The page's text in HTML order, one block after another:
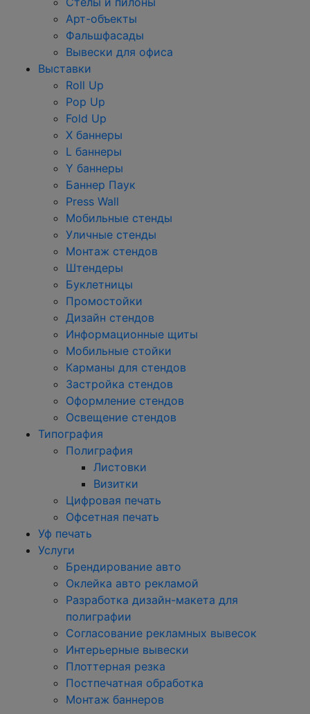
Арт-объекты
Фальшфасады
Вывески для офиса
Выставки
Roll Up
Pop Up
Fold Up
Х баннеры
L баннеры
Y баннеры
Баннер Паук
Press Wall
Мобильные стенды
Уличные стенды
Монтаж стендов
Штендеры
Буклетницы
Промостойки
Дизайн стендов
Информационные щиты
Мобильные стойки
Карманы для стендов
Застройка стендов
Оформление стендов
Освещение стендов
Типография
Полиграфия
Листовки
Визитки
Цифровая печать
Офсетная печать
Уф печать
Услуги
Брендирование авто
Оклейка авто рекламой
Разработка дизайн-макета для
полиграфии
Согласование рекламных вывесок
Интерьерные вывески
Плоттерная резка
Постпечатная обработка
Монтаж баннеров